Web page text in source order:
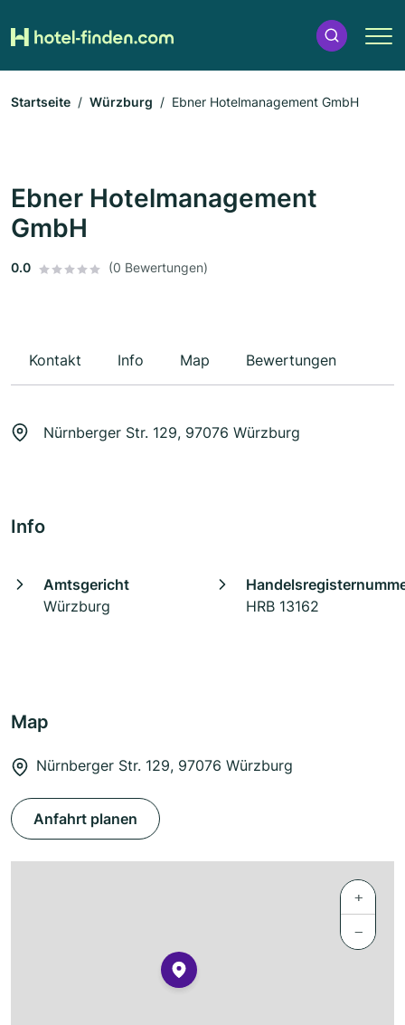
Startseite Würzburg Ebner Hotelmanagement GmbH
Ebner Hotelmanagement
GmbH
0.0 (0 Bewertungen)
Kontakt Info Map Bewertungen
Nürnberger Str. 129, 97076 Würzburg
Info
Amtsgericht
Würzburg
HRB 13162
Map
Nürnberger Str. 129, 97076 Würzburg
Anfahrt planen
+
−